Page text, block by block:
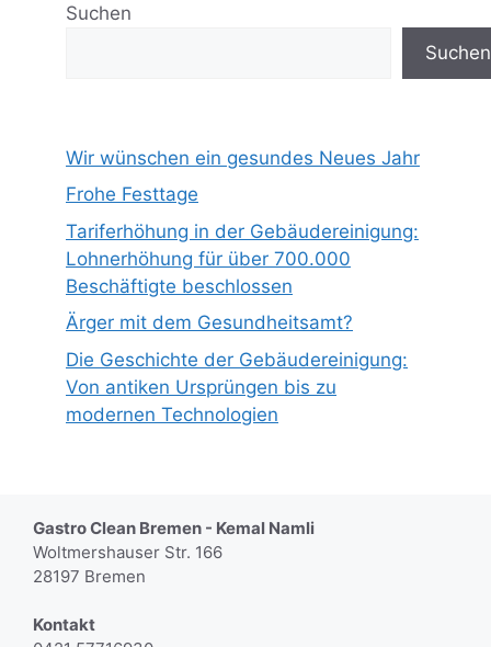
Suchen
Suchen
Wir wünschen ein gesundes Neues Jahr
Frohe Festtage
Tariferhöhung in der Gebäudereinigung:
Lohnerhöhung für über 700.000
Beschäftigte beschlossen
Ärger mit dem Gesundheitsamt?
Die Geschichte der Gebäudereinigung:
Von antiken Ursprüngen bis zu
modernen Technologien
Gastro Clean Bremen - Kemal Namli
Woltmershauser Str. 166
28197 Bremen
Kontakt